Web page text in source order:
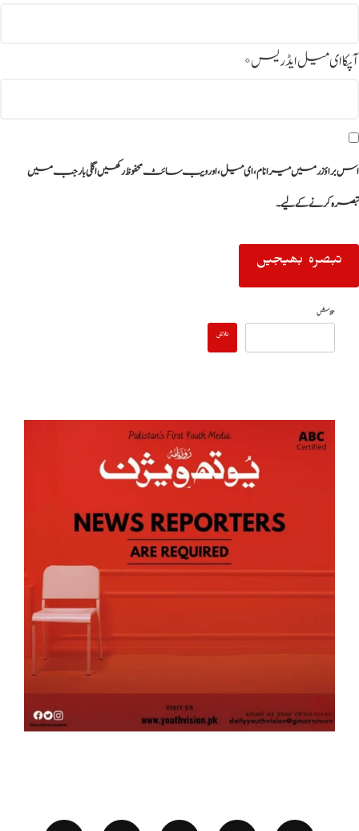
آپکا ای میل ایڈریس*
اس براؤزر میں میرا نام، ای میل، اور ویب سائٹ محفوظ رکھیں اگلی بار جب میں
تبصرہ کرنے کےلیے۔
تلاش
تلاش